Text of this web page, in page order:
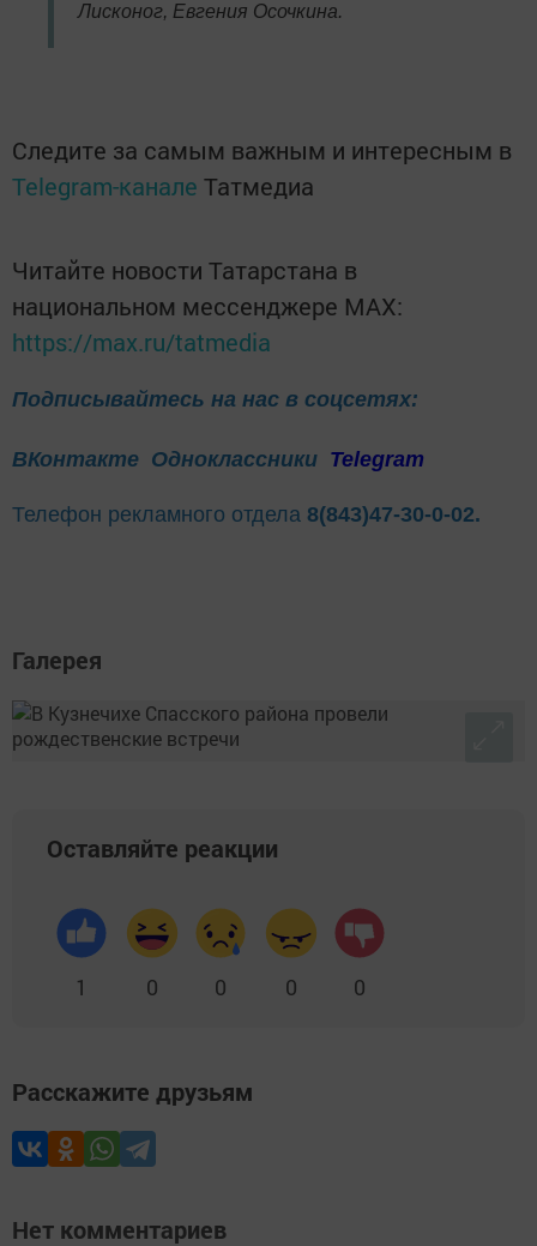
Лисконог, Евгения Осочкина.
Следите за самым важным и интересным в
Telegram-канале Татмедиа
Читайте новости Татарстана в
национальном мессенджере MАХ:
https://max.ru/tatmedia
Подписывайтесь на нас в соцсетях:
ВКонтакте Одноклассники Telegram
Телефон рекламного отдела 8(843)47-30-0-02.
Галерея
Оставляйте реакции
1 0 0 0 0
Расскажите друзьям
Нет комментариев